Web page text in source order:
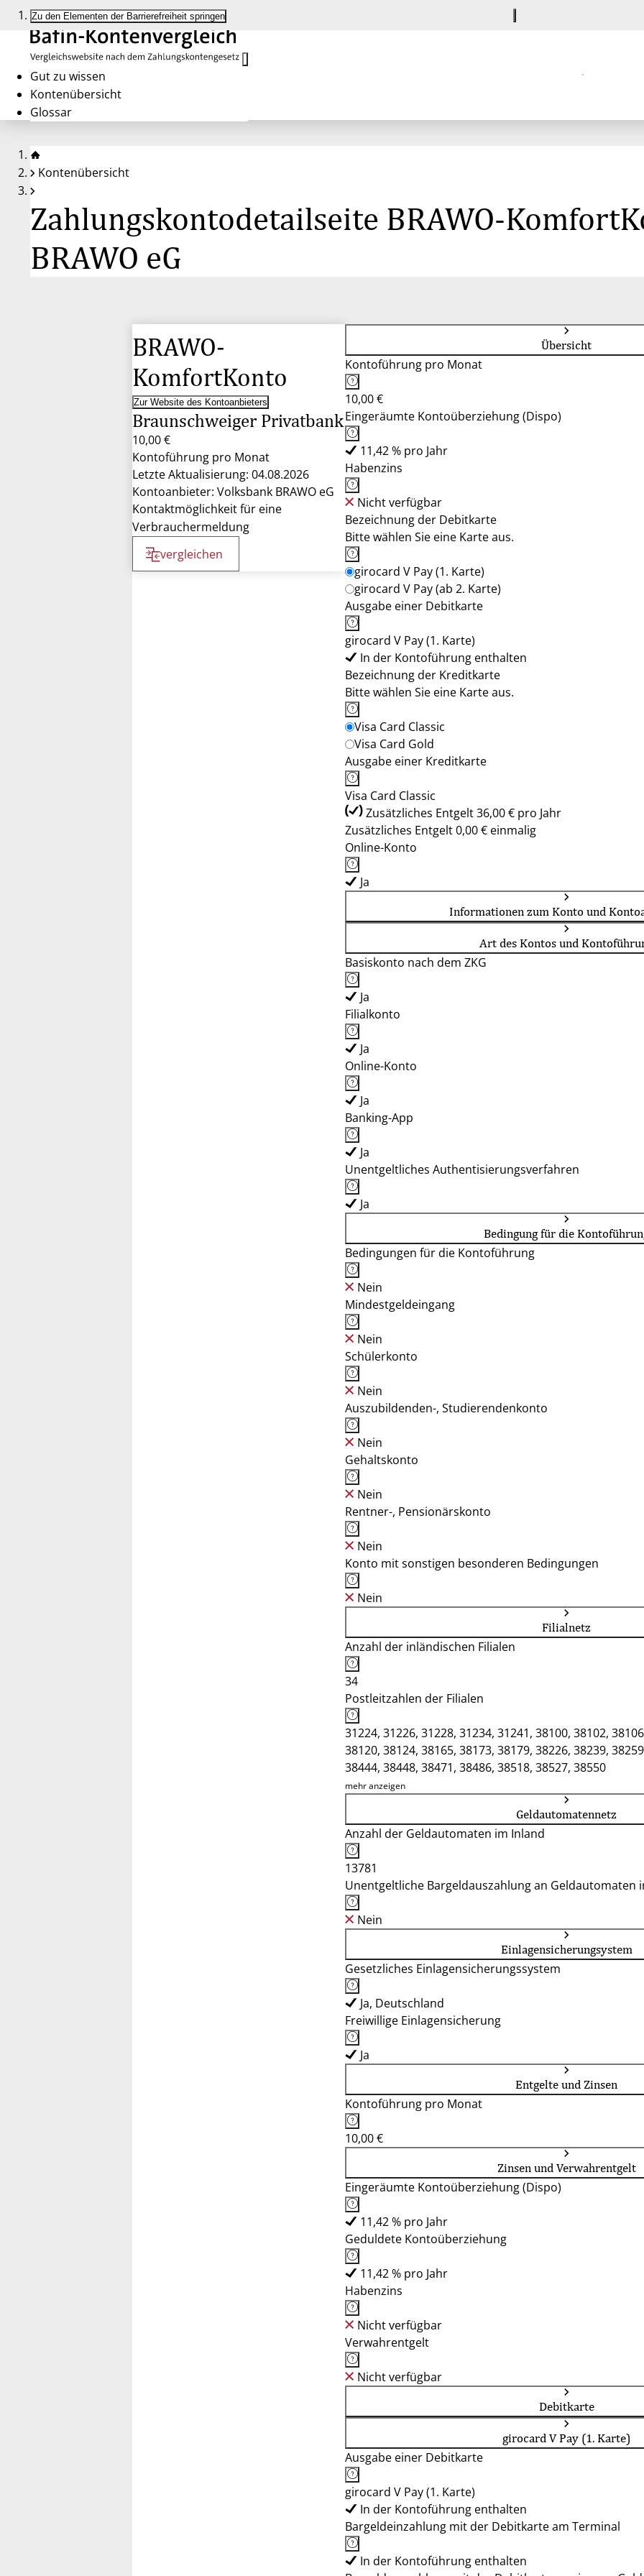
Zu den Elementen der Barrierefreiheit springen
Gut zu wissen
Kontenübersicht
Glossar
Kontenübersicht
Zahlungskontodetailseite BRAWO-
BRAWO eG
BRAWO-
KomfortKonto
Zur Website des Kontoanbieters
Braunschweiger Privatbank
10,00 €
Kontoführung pro Monat
Letzte Aktualisierung: 04.08.2026
Kontoanbieter: Volksbank BRAWO eG
Kontaktmöglichkeit für eine
Verbrauchermeldung
vergleichen
Übersicht
Kontoführung pro Monat
10,00 €
Eingeräumte Kontoüberziehung (Dispo)
11,42 % pro Jahr
Habenzins
Nicht verfügbar
Bezeichnung der Debitkarte
Bitte wählen Sie eine Karte aus.
girocard V Pay (1. Karte)
girocard V Pay (ab 2. Karte)
Ausgabe einer Debitkarte
girocard V Pay (1. Karte)
In der Kontoführung enthalten
Bezeichnung der Kreditkarte
Bitte wählen Sie eine Karte aus.
Visa Card Classic
Visa Card Gold
Ausgabe einer Kreditkarte
Visa Card Classic
Zusätzliches Entgelt 36,00 € pro Jahr
Zusätzliches Entgelt 0,00 € einmalig
Online-Konto
Ja
Informationen zum Konto und
Art des Kontos und
Basiskonto nach dem ZKG
Ja
Filialkonto
Ja
Online-Konto
Ja
Banking-App
Ja
Unentgeltliches Authentisierungsverfahren
Ja
Bedingung für die
Bedingungen für die Kontoführung
Nein
Mindestgeldeingang
Nein
Schülerkonto
Nein
Auszubildenden-, Studierendenkonto
Nein
Gehaltskonto
Nein
Rentner-, Pensionärskonto
Nein
Konto mit sonstigen besonderen Bedingungen
Nein
Filialnetz
Anzahl der inländischen Filialen
34
Postleitzahlen der Filialen
31224, 31226, 31228, 31234, 31241, 38100, 38102,
38120, 38124, 38165, 38173, 38179, 38226, 38239,
38444, 38448, 38471, 38486, 38518, 38527, 38550
mehr anzeigen
Geldautomatennetz
Anzahl der Geldautomaten im Inland
13781
Unentgeltliche Bargeldauszahlung an Geldautomaten
Nein
Einlagensicherungsystem
Gesetzliches Einlagensicherungssystem
Ja, Deutschland
Freiwillige Einlagensicherung
Ja
Entgelte und Zinsen
Kontoführung pro Monat
10,00 €
Zinsen und Verwahrentgelt
Eingeräumte Kontoüberziehung (Dispo)
11,42 % pro Jahr
Geduldete Kontoüberziehung
11,42 % pro Jahr
Habenzins
Nicht verfügbar
Verwahrentgelt
Nicht verfügbar
Debitkarte
girocard V Pay (1. Karte)
Ausgabe einer Debitkarte
girocard V Pay (1. Karte)
In der Kontoführung enthalten
Bargeldeinzahlung mit der Debitkarte am Terminal
In der Kontoführung enthalten